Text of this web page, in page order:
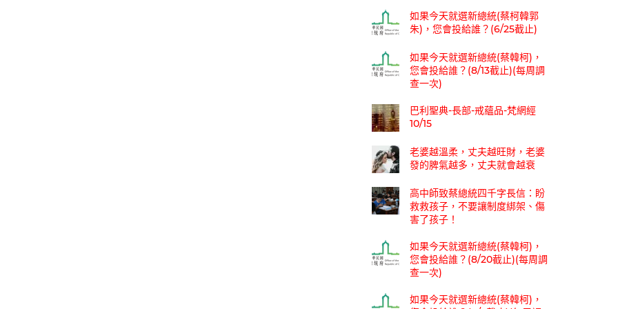
如果今天就選新總統(蔡柯韓郭
朱)，您會投給誰？(6/25截止)
如果今天就選新總統(蔡韓柯)，
您會投給誰？(8/13截止)(每周調
查一次)
巴利聖典-長部-戒蘊品-梵網經
10/15
老婆越溫柔，丈夫越旺財，老婆
發的脾氣越多，丈夫就會越衰
高中師致蔡總統四千字長信：盼
救救孩子，不要讓制度綁架、傷
害了孩子！
如果今天就選新總統(蔡韓柯)，
您會投給誰？(8/20截止)(每周調
查一次)
如果今天就選新總統(蔡韓柯)，